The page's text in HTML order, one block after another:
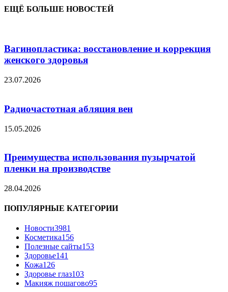
ЕЩЁ БОЛЬШЕ НОВОСТЕЙ
Вагинопластика: восстановление и коррекция
женского здоровья
23.07.2026
Радиочастотная абляция вен
15.05.2026
Преимущества использования пузырчатой
пленки на производстве
28.04.2026
ПОПУЛЯРНЫЕ КАТЕГОРИИ
Новости3981
Косметика156
Полезные сайты153
Здоровье141
Кожа126
Здоровье глаз103
Макияж пошагово95